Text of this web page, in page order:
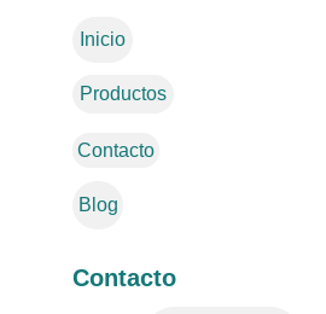
Contacto
Inicio
Productos
Contacto
Blog